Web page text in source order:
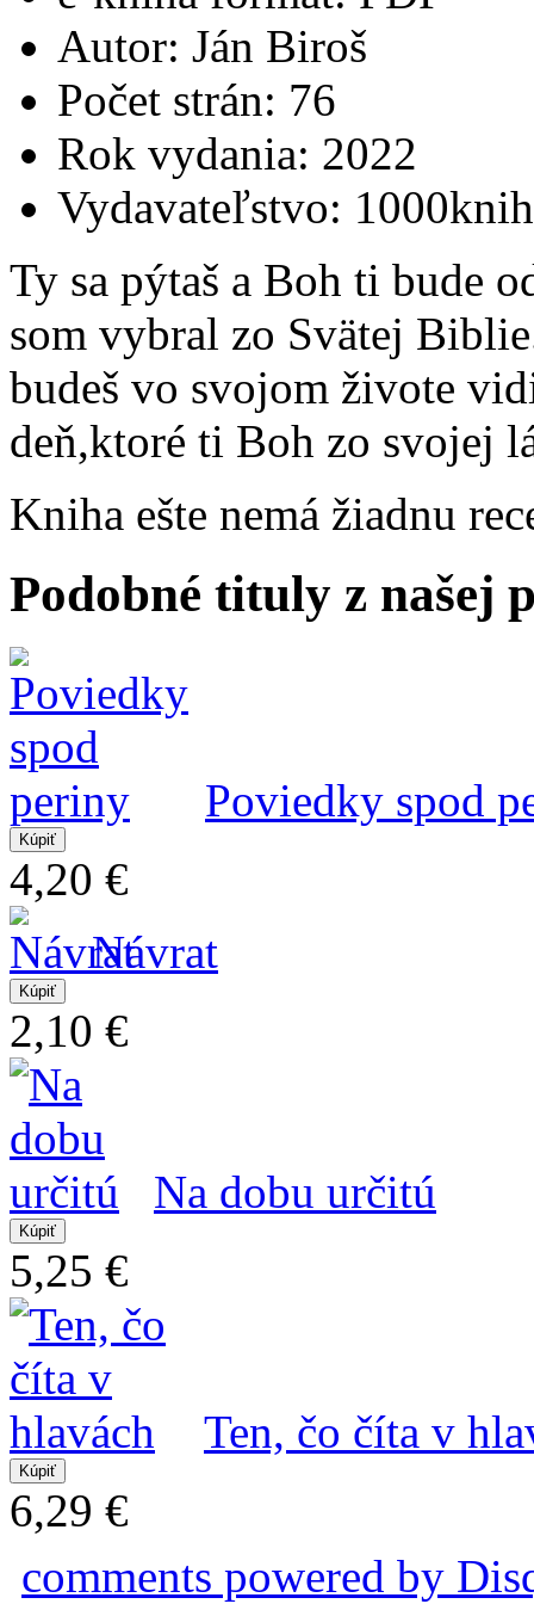
Autor: Ján Biroš
Počet strán: 76
Rok vydania: 2022
Vydavateľstvo:
Ty sa pýtaš a Boh ti bude
som vybral zo Svätej
budeš vo svojom živote
deň,ktoré ti Boh zo svojej
Kniha ešte nemá žiadnu
Podobné tituly z našej
Poviedky spod
4,20 €
Návrat
2,10 €
Na dobu určitú
5,25 €
Ten, čo číta v
6,29 €
comments powered by